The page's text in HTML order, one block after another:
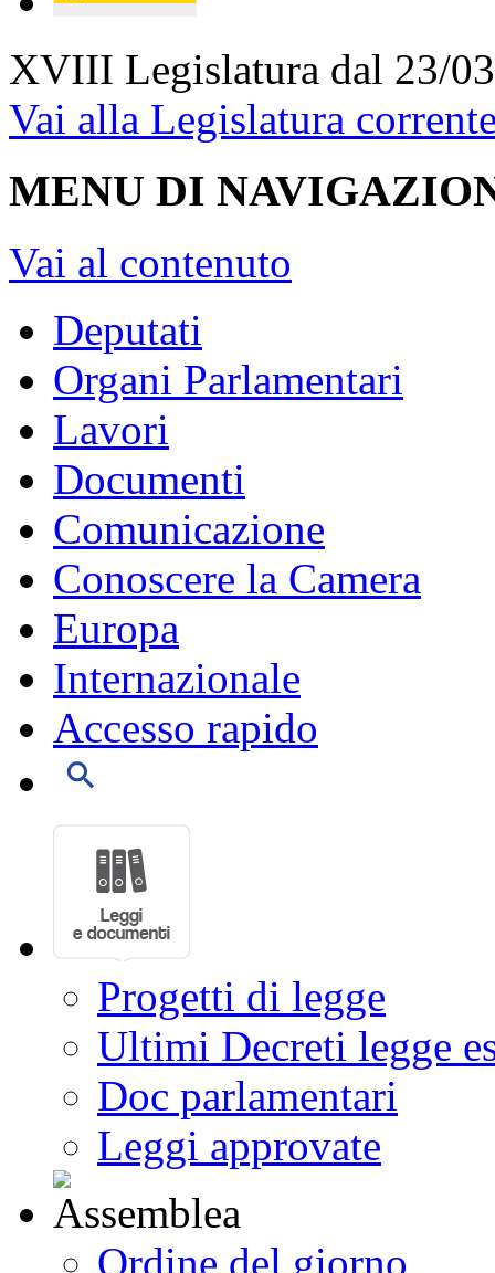
XVIII Legislatura dal 23/
Vai alla Legislatura
MENU DI
Vai al contenuto
Deputati
Organi Parlamentari
Lavori
Documenti
Comunicazione
Conoscere la Camera
Europa
Internazionale
Accesso rapido
Progetti di legge
Ultimi Decreti legge
Doc parlamentari
Leggi approvate
Ordine del giorno